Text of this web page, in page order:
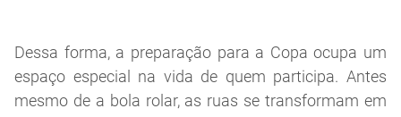
Dessa forma, a preparação para a Copa ocupa um
espaço especial na vida de quem participa. Antes
mesmo de a bola rolar, as ruas se transformam em